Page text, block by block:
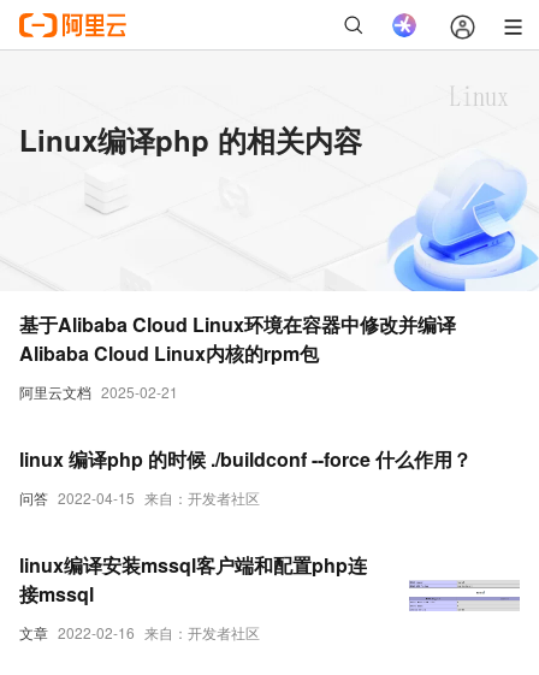
Linux编译php 的相关内容
阿里云文档 2025-02-21
基于Alibaba Cloud Linux环境在容器中修改并编译
Alibaba Cloud Linux内核的rpm包
问答 2022-04-15 来自：开发者社区
linux 编译php 的时候 ./buildconf --force 什么作用？
文章 2022-02-16 来自：开发者社区
linux编译安装mssql客户端和配置php连
接mssql